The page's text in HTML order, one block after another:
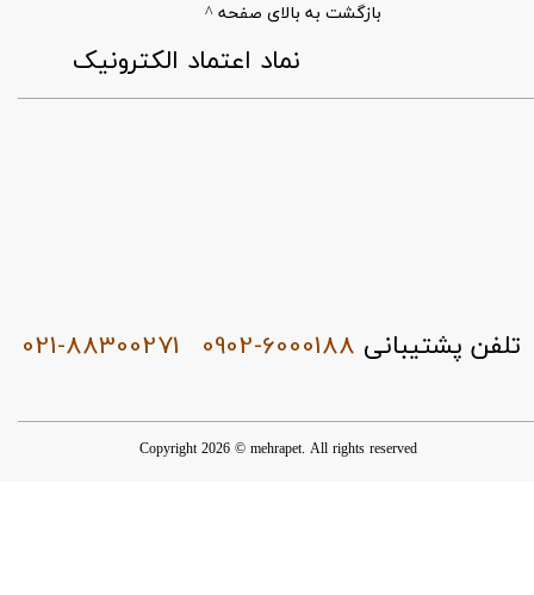
0902-6000188
بازگشت به بالای صفحه ^
021-88300271
Copyright 2026 © mehrapet. All rights reserved
​نماد اعتماد الکترونیک